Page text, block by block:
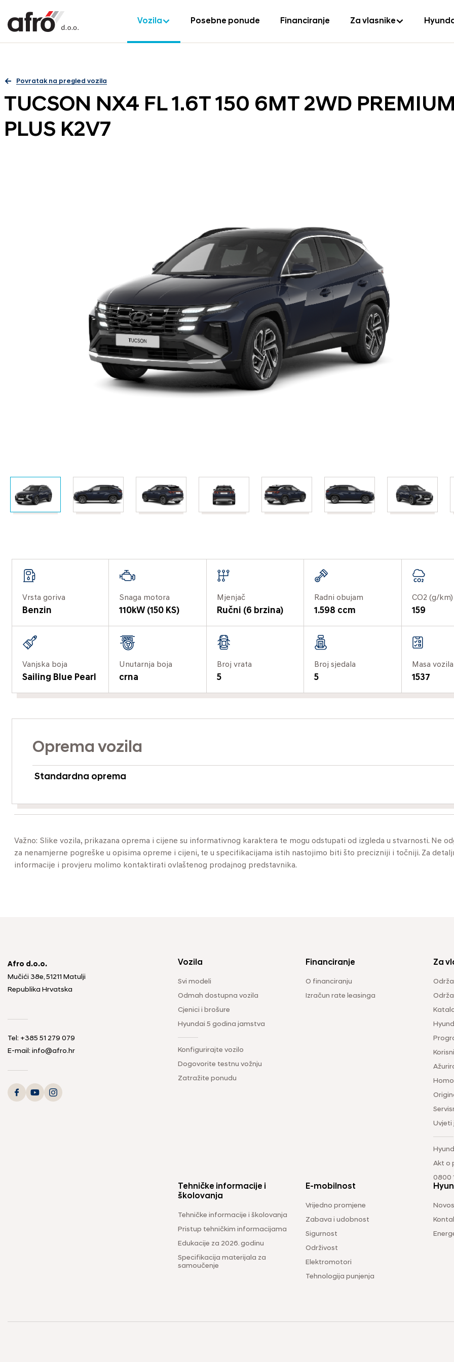
Vozila Posebne ponude Financiranje Za vlasnike
Povratak na pregled vozila
TUCSON NX4 FL 1.6T 150 6MT 2WD
PLUS K2V7
Vrsta goriva
Benzin
Snaga motora
110kW (150 KS)
Mjenjač
Ručni (6 brzina)
Radni obujam
1.598 ccm
CO2 (g/km)
159
Vanjska boja
Sailing Blue Pearl
Unutarnja boja
crna
Broj vrata
5
Broj sjedala
5
Masa
1537
Oprema vozila
Standardna oprema
Važno: Slike vozila, prikazana oprema i cijene su informativnog karaktera te mogu odstupati od izgleda u stvarnosti. Ne
za nenamjerne pogreške u opisima opreme i cijeni, te u specifikacijama istih nastojimo biti što precizniji i točniji. Za
informacije i provjeru molimo kontaktirati ovlaštenog prodajnog predstavnika.
Afro d.o.o.
Mučići 38e, 51211 Matulji
Republika Hrvatska
Tel: +385 51 279 079
E-mail: info@afro.hr
Vozila
Svi modeli
Odmah dostupna vozila
Cjenici i brošure
Hyundai 5 godina jamstva
Konfigurirajte vozilo
Dogovorite testnu vožnju
Zatražite ponudu
Financiranje
O financiranju
Izračun rate leasinga
Za
Uvjeti
Akt o
0800
Tehničke informacije i
školovanja
Tehničke informacije i školovanja
Pristup tehničkim informacijama
Edukacije za 2026. godinu
Specifikacija materijala za
samoučenje
E-mobilnost
Vrijedno promjene
Zabava i udobnost
Sigurnost
Održivost
Elektromotori
Tehnologija punjenja